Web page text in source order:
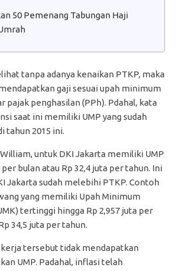
50 Pemenang Tabungan Haji
tanpa adanya kenaikan PTKP, maka
gaji sesuai upah minimum
pajak penghasilan (PPh). Pdahal, kata
saat ini memiliki UMP yang sudah
tahun 2015 ini.
untuk DKI Jakarta memiliki UMP
bulan atau Rp 32,4 juta per tahun. Ini
Jakarta sudah melebihi PTKP. Contoh
yang memiliki Upah Minimum
tertinggi hingga Rp 2,957 juta per
34,5 juta per tahun.
tersebut tidak mendapatkan
UMP. Padahal, inflasi telah